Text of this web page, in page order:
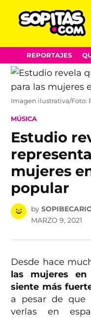
Skip
to
content
REPORTAJES
Imagen ilustrativa/Foto:
POSTED
MÚSICA
Estudio
mujeres
popular
by
MARZO 9, 2021
Desde hace
las mujeres
siente más
a pesar de que
verlas en